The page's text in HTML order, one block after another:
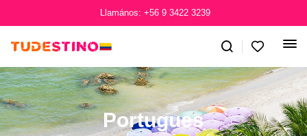
Llamános: +56 9 3422 3239
Portugues